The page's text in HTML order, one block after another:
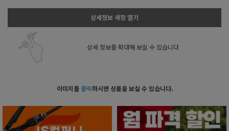
상세정보 새창 열기
상세 정보를 확대해 보실 수 있습니다.
이미지를 클릭하시면 상품을 보실 수 있습니다.